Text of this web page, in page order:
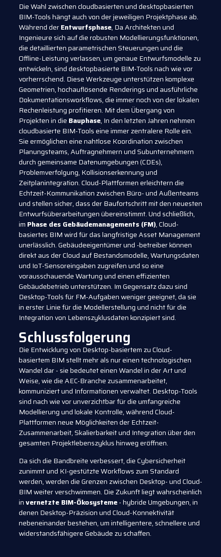
Die Wahl zwischen cloudbasierten und desktopbasierten
BIM-Tools hängt auch von der jeweiligen Projektphase ab.
Während derEntwurfsphase, Da Architekten und
Ingenieure sich auf die robusten Modellierungsfunktionen,
die detaillierten parametrischen Steuerungen und die
Offline-Leistung verlassen, um genaue Entwurfsmodelle zu
entwickeln, sind desktopbasierte BIM-Tools nach wie vor
vorherrschend. Diese Werkzeuge unterstützen komplexe
Geometrien, hochauflösende Renderings und ausführliche
Dokumentationsworkflows, die immer noch von der lokalen
Rechenleistung profitieren. Mit dem Übergang von
Projekten in die Bauphase, In den letzten Jahren nehmen
cloudbasierte BIM-Tools eine immer zentralere Rolle ein.
Sie ermöglichen eine nahtlose Koordination zwischen
Planungsteams, Auftragnehmern und Subunternehmern
durch gemeinsame Datenumgebungen (CDEs),
Problemverfolgung, Kollisionserkennung und
Zeitplanintegration. Cloud-Plattformen erleichtern die
Echtzeit-Kommunikation zwischen Büro- und Außenteams
und stellen sicher, dass der Baufortschritt mit den neuesten
Entwurfsüberarbeitungen übereinstimmt. Und schließlich,
im Phase des Gebäudemanagements (FM), Cloud-
basiertes BIM wird für das langfristige Asset Management
unerlässlich. Gebäudeeigentümer und -betreiber können
direkt aus der Cloud auf Bestandsmodelle, Wartungsdaten
und IoT-Sensoreingaben zugreifen und so eine
vorausschauende Wartung und einen effizienten
Gebäudebetrieb unterstützen. Im Gegensatz dazu sind
Desktop-Tools für FM-Aufgaben weniger geeignet, da sie
in erster Linie für die Modellerstellung und nicht für die
Integration von Lebenszyklusdaten konzipiert sind.
Schlussfolgerung
Die Entwicklung von Desktop-basiertem zu Cloud-
basiertem BIM stellt mehr als nur einen technologischen
Wandel dar - sie bedeutet einen Wandel in der Art und
Weise, wie die AEC-Branche zusammenarbeitet,
kommuniziert und Informationen verwaltet. Desktop-Tools
sind nach wie vor unverzichtbar für die umfangreiche
Modellierung und lokale Kontrolle, während Cloud-
Plattformen neue Möglichkeiten der Echtzeit-
Zusammenarbeit, Skalierbarkeit und Integration über den
gesamten Projektlebenszyklus hinweg eröffnen.
Da sich die Bandbreite verbessert, die Cybersicherheit
zunimmt und KI-gestützte Workflows zum Standard
werden, werden die Grenzen zwischen Desktop- und Cloud-
BIM weiter verschwimmen. Die Zukunft liegt wahrscheinlich
invernetzte BIM-Ökosysteme- hybride Umgebungen, in
denen Desktop-Präzision und Cloud-Konnektivität
nebeneinander bestehen, um intelligentere, schnellere und
widerstandsfähigere Gebäude zu schaffen.